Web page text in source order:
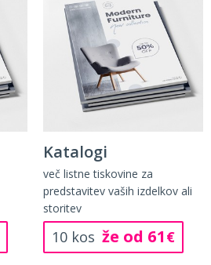
Katalogi
več listne tiskovine za
predstavitev vaših izdelkov ali
storitev
10 kos že od 61 €